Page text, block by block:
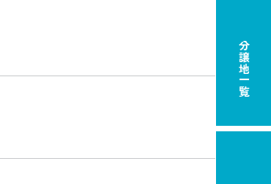
分譲地一覧